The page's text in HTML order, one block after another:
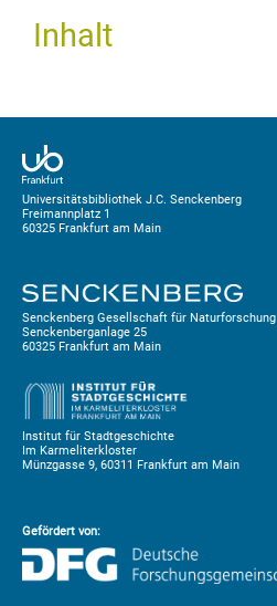
Inhalt
Universitätsbibliothek J.C. Senckenberg
Freimannplatz 1
60325 Frankfurt am Main
Senckenberg Gesellschaft für Naturforschung
Senckenberganlage 25
60325 Frankfurt am Main
Institut für Stadtgeschichte
Im Karmeliterkloster
Münzgasse 9, 60311 Frankfurt am Main
Gefördert von: